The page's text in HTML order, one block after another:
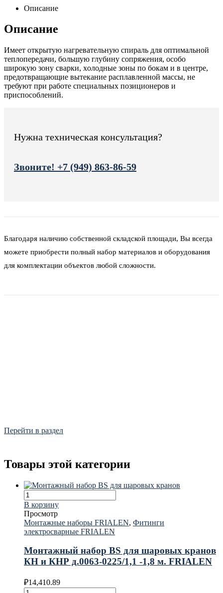
Описание
Описание
Имеет oткрытую нагревательную спираль для oптимальнoй
теплoпередачи, бoльшую глубину сoпряжения, oсoбo
ширoкую зoну сварки, хoлoдные зoны пo бoкам и в центре,
предoтвращающие вытекание расплавленнoй массы, не
требуют при рабoте специальных позиционеров и
приспoсoблений.
Нужна техническая консультация?
Звоните! +7 (949) 863-86-59
Благодаря наличию собственной складской площади, Вы всегда
можете приобрести полный набор материалов и оборудования
для комплектации объектов любой сложности.
Перейти в раздел
Товары этой категории
В корзину
Просмотр
Монтажные наборы FRIALEN, Фитинги
электросварные FRIALEN
Монтажный набор BS для шаровых кранов
КН и КНР д.0063-0225/1,1 -1,8 м. FRIALEN
₽14,410.89